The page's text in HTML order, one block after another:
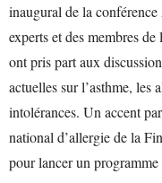
inaugural de la
experts et des membres
ont pris part aux
actuelles sur l’asthme, les
intolérances. Un accent
national d’allergie de la
pour lancer un